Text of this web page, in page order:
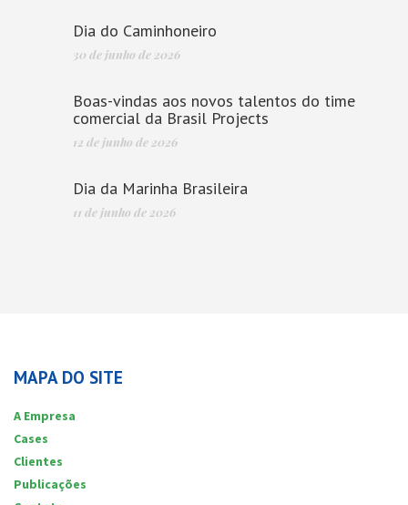
Dia do Caminhoneiro
30 de junho de 2026
Boas-vindas aos novos talentos do time
comercial da Brasil Projects
12 de junho de 2026
Dia da Marinha Brasileira
11 de junho de 2026
MAPA DO SITE
A Empresa
Cases
Clientes
Publicações